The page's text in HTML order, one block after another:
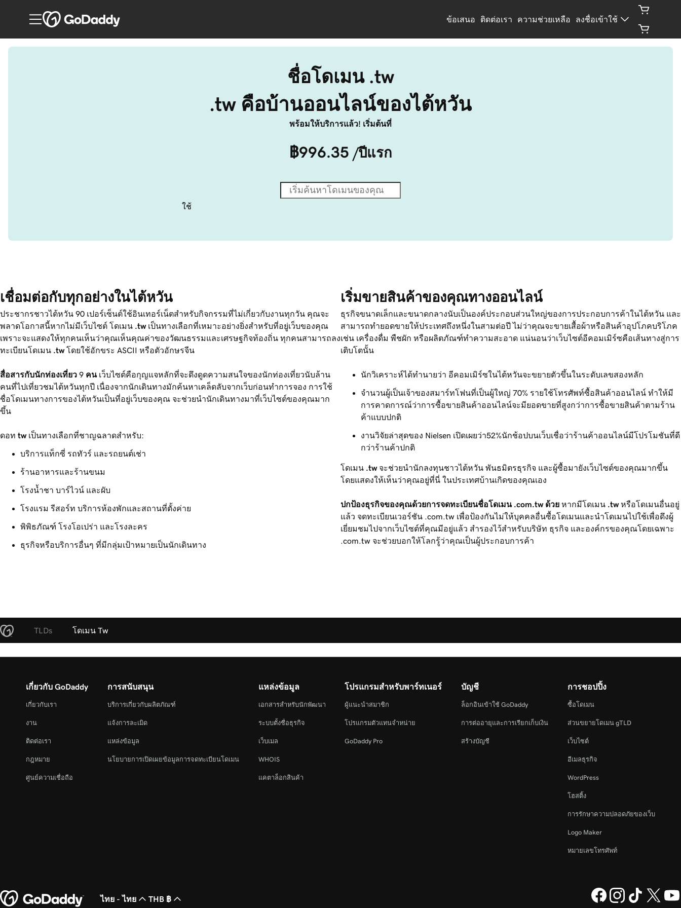
ข้อเสนอ ติดต่อเรา ความช่วยเหลือ ลงชื่อเข้าใช้
ชื่อโดเมน .tw
.tw คือบ้านออนไลน์ของไต้หวัน
พร้อมให้บริการแล้ว! เริ่มต้นที่
฿996.35 /ปีแรก
ใช้
เชื่อมต่อกับทุกอย่างในไต้หวัน
ประชากรชาวไต้หวัน 90 เปอร์เซ็นต์ใช้อินเทอร์เน็ตสำหรับกิจกรรมที่ไม่เกี่ยวกับงานทุกวัน คุณจะ
พลาดโอกาสนี้หากไม่มีเว็บไซต์ โดเมน .twเป็นทางเลือกที่เหมาะอย่างยิ่งสำหรับที่อยู่เว็บของคุณ
เพราะจะแสดงให้ทุกคนเห็นว่าคุณเห็นคุณค่าของวัฒนธรรมและเศรษฐกิจท้องถิ่น ทุกคนสามารถลง
ทะเบียนโดเมน .twโดยใช้อักขระ ASCII หรือตัวอักษรจีน
สื่อสารกับนักท่องเที่ยว 9 คนเว็บไซต์คือกุญแจหลักที่จะดึงดูดความสนใจของนักท่องเที่ยวนับล้าน
คนที่ไปเที่ยวชมไต้หวันทุกปี เนื่องจากนักเดินทางมักค้นหาเคล็ดลับจากเว็บก่อนทำการจอง การใช้
ชื่อโดเมนทางการของไต้หวันเป็นที่อยู่เว็บของคุณ จะช่วยนำนักเดินทางมาที่เว็บไซต์ของคุณมาก
ขึ้น
ดอท twเป็นทางเลือกที่ชาญฉลาดสำหรับ:
บริการแท็กซี่ รถทัวร์ และรถยนต์เช่า
ร้านอาหารและร้านขนม
โรงน้ำชา บาร์ไวน์ และผับ
โรงแรม รีสอร์ท บริการห้องพักและสถานที่ตั้งค่าย
พิพิธภัณฑ์ โรงโอเปร่า และโรงละคร
ธุรกิจหรือบริการอื่นๆ ที่มีกลุ่มเป้าหมายเป็นนักเดินทาง
เริ่มขายสินค้าของคุณทางออนไลน์
ธุรกิจขนาดเล็กและขนาดกลางนับเป็นองค์ประกอบส่วนใหญ่ของการประกอบการค้าในไต้หวัน และ
สามารถทำยอดขายให้ประเทศถึงหนึ่งในสามต่อปี ไม่ว่าคุณจะขายเสื้อผ้าหรือสินค้าอุปโภคบริโภค
เช่น เครื่องดื่ม พืชผัก หรือผลิตภัณฑ์ทำความสะอาด แน่นอนว่าเว็บไซต์อีคอมเมิร์ซคือเส้นทางสู่การ
เติบโตนั้น
นักวิเคราะห์ได้ทำนายว่า อีคอมเมิร์ซในไต้หวันจะขยายตัวขึ้นในระดับเลขสองหลัก
จำนวนผู้เป็นเจ้าของสมาร์ทโฟนที่เป็นผู้ใหญ่ 70% รายใช้โทรศัพท์ซื้อสินค้าออนไลน์ ทำให้มี
การคาดการณ์ว่าการซื้อขายสินค้าออนไลน์จะมียอดขายที่สูงกว่าการซื้อขายสินค้าตามร้าน
ค้าแบบปกติ
งานวิจัยล่าสุดของ Nielsen เปิดเผยว่า52%นักช้อปบนเว็บเชื่อว่าร้านค้าออนไลน์มีโปรโมชันที่ดี
กว่าร้านค้าปกติ
โดเมน .twจะช่วยนำนักลงทุนชาวไต้หวัน พันธมิตรธุรกิจ และผู้ซื้อมายังเว็บไซต์ของคุณมากขึ้น
โดยแสดงให้เห็นว่าคุณอยู่ที่นี่ ในประเทศบ้านเกิดของคุณเอง
ปกป้องธุรกิจของคุณด้วยการจดทะเบียนชื่อโดเมน .com.tw ด้วย หากมีโดเมน .twหรือโดเมนอื่นอยู่
แล้ว จดทะเบียนเวอร์ชัน .com.tw เพื่อป้องกันไม่ให้บุคคลอื่นซื้อโดเมนและนำโดเมนไปใช้เพื่อดึงผู้
เยี่ยมชมไปจากเว็บไซต์ที่คุณมีอยู่แล้ว สำรองไว้สำหรับบริษัท ธุรกิจ และองค์กรของคุณโดยเฉพาะ
.com.tw จะช่วยบอกให้โลกรู้ว่าคุณเป็นผู้ประกอบการค้า
TLDs โดเมน Tw
เกี่ยวกับ GoDaddy
เกี่ยวกับเรา
งาน
ติดต่อเรา
กฎหมาย
ศูนย์ความเชื่อถือ
การสนับสนุน
บริการเกี่ยวกับผลิตภัณฑ์
แจ้งการละเมิด
แหล่งข้อมูล
นโยบายการเปิดเผยข้อมูลการจดทะเบียนโดเมน
แหล่งข้อมูล
เอกสารสำหรับนักพัฒนา
ระบบตั้งชื่อธุรกิจ
เว็บเมล
WHOIS
แคตาล็อกสินค้า
โปรแกรมสำหรับพาร์ทเนอร์
ผู้แนะนำสมาชิก
โปรแกรมตัวแทนจำหน่าย
GoDaddy Pro
บัญชี
ล็อกอินเข้าใช้ GoDaddy
การต่ออายุและการเรียกเก็บเงิน
สร้างบัญชี
การชอปปิ้ง
ซื้อโดเมน
ส่วนขยายโดเมน gTLD
เว็บไซต์
อีเมลธุรกิจ
WordPress
โฮสติ้ง
การรักษาความปลอดภัยของเว็บ
Logo Maker
หมายเลขโทรศัพท์
ไทย - ไทย THB ฿